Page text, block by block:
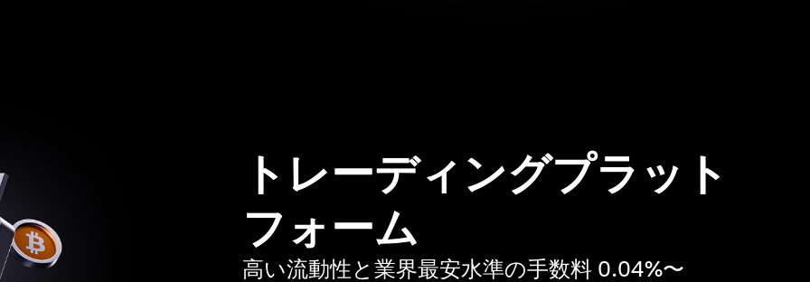
トレーディングプラット
フォーム
高い流動性と業界最安水準の手数料 0.04%〜